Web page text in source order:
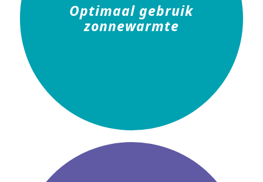
Optimaal gebruik
zonnewarmte